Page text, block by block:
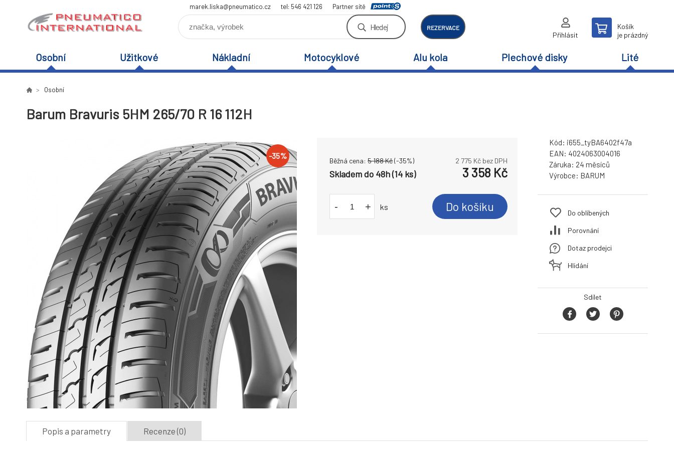
marek.liska@pneumatico.cz tel: 546 421 126 Partner sítě
Hledej REZERVACE
Přihlásit
Košík
je prázdný
Osobní Užitkové Nákladní Motocyklové Alu kola Plechové disky Lité
Osobní
Barum Bravuris 5HM 265/70 R 16 112H
-35%
Běžná cena: 5 188Kč(-35%) 2 775 Kč bez DPH
Skladem do 48h (14 ks) 3 358 Kč
- + ks Do košíku
Kód: i655_tyBA6402f47a
EAN: 4024063004016
Záruka: 24 měsíců
Výrobce: BARUM
Do oblíbených
Porovnání
Dotaz prodejci
Hlídání
Sdílet
Popis a parametry Recenze (0)